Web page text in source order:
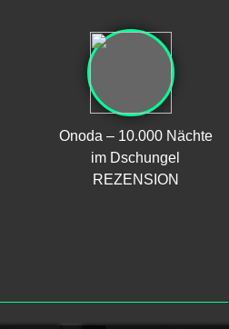
Onoda – 10.000 Nächte
im Dschungel
REZENSION